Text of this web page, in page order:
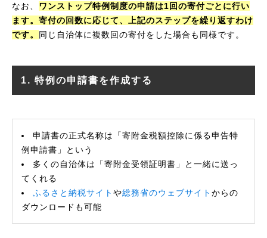
なお、 ワンストップ特例制度の申請は1回の寄付ごとに行い
ます。寄付の回数に応じて、上記のステップを繰り返すわけ
です。 同じ自治体に複数回の寄付をした場合も同様です。
1. 特例の申請書を作成する
申請書の正式名称は「寄附金税額控除に係る申告特
例申請書」という
多くの自治体は「寄附金受領証明書」と一緒に送っ
てくれる
ふるさと納税サイト や総務省のウェブサイト からの
ダウンロードも可能